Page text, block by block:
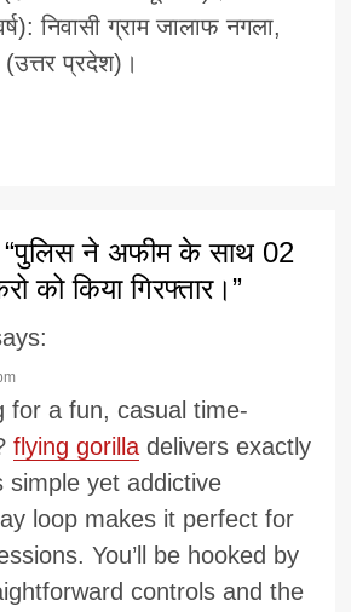
निवासी ग्राम जालाफ नगला,
(उत्तर प्रदेश)।
पुलिस ने अफीम के साथ 02
को किया गिरफ्तार। ”
for a fun, casual time-
flying gorilla delivers exactly
simple yet addictive
loop makes it perfect for
You’ll be hooked by
controls and the